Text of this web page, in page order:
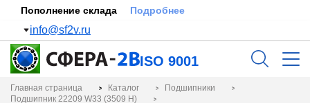
Пополнение склада Подробнее
info@sf2v.ru
ISO 9001
Главная страница Каталог
Подшипники
Подшипник 22209 W33 (3509 Н)